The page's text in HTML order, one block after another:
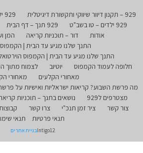
929 – תקנון דיוור שיווקי ותקשורת דיגיטלית 929 ילדים
929 ילדים – טו בשב"ט
929 תנך – דף הבית
אודות
דור – תוכניות קריאה
המן
התנך שלנו מגיע עד הבית | הקמפוס
התנך שלנו מגיע עד הבית | הקמפוס
חלופה לעמוד הקמפוס
יוטיוב לצמוח מתוך
מאחורי הקלעים
מאחורי
מה פרשת השבוע? קריאות ישראליות ואישיות על
מצטרפים ל929
נושאים בתנך – תוכניות
צור קשר
ציר זמן תנכ"י צרו קשר
תנאי פרטיות
תנאי
Intigo12בניית אתרים